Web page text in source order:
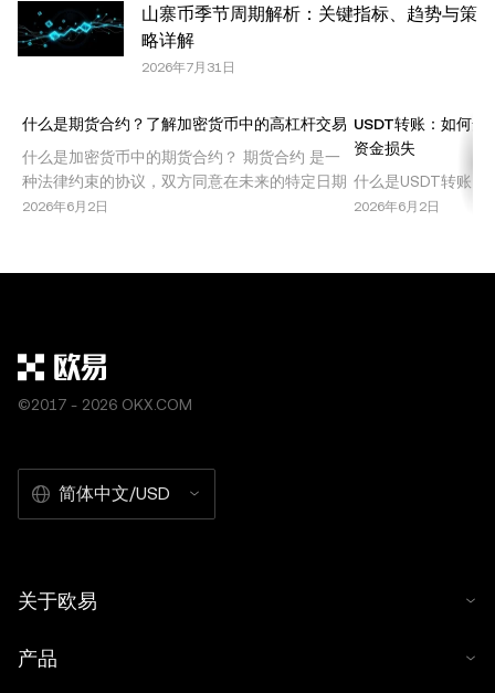
出处，例如“文章名称，[作者姓名 (如适用)]，© 2025
OKX”。部分内容可能由人工智能（AI）工具生成或辅助生
山寨币季节周期解析：关键指标、趋势与策
略详解
2026年7月31日
什么是期货合约？了解加密货币中的高杠杆交易
什么是加密货币中的期货合约？ 期货合约 是一
种法律约束的协议，双方同意在未来的特定日期
以预定价格买入或卖出某种资产。在加密货币市
格波动。这种交易机制因其高回报潜力，尤其是
2026年6月2日
USDT转账：如何
资金损失
什么是USDT转账？
货币市场中最广泛
账指的是在钱包、
2026年6月2日
©2017 - 2026 OKX.COM
简体中文/USD
关于欧易
产品